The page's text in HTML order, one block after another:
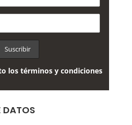
los términos y condiciones
DATOS